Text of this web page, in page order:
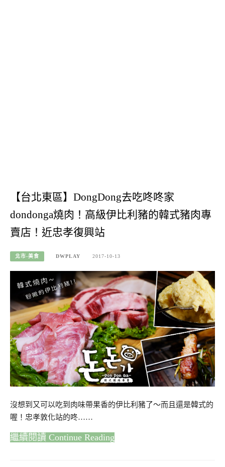
【台北東區】DongDong去吃咚咚家
dondonga燒肉！高級伊比利豬的韓式豬肉專
賣店！近忠孝復興站
北市-美食 DWPLAY 2017-10-13
沒想到又可以吃到肉味帶果香的伊比利豬了～而且還是韓式的
喔！忠孝敦化站的咚……
Continue Reading